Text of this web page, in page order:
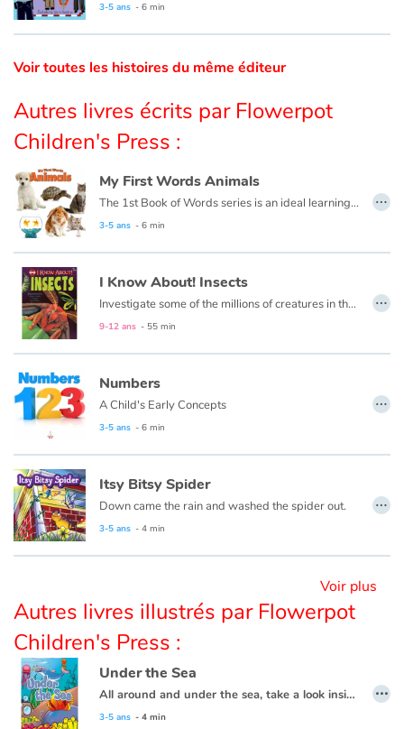
Contraste +
Accueil
Famille
Écoles
Médiathèques
Vidéos & Tutoriaux
Blog
Actualités
Rencontres et témoignages
Contes d'ici et d'ailleurs
Apprendre à lire
Livre audio
3-5 ans - 6 min
Voir toutes les histoires du même éditeur
Autres livres écrits par Flowerpot
Children's Press :
My First Words Animals
The 1st Book of Words series is an ideal learning tool for budding young minds. Every page is filled with vivid, close-up photos of familiar people, places and things, illustrating simple word concepts that expand vocabulary skills.
3-5 ans - 6 min
…
I Know About! Insects
Investigate some of the millions of creatures in the species of insects!
9-12 ans - 55 min
…
Numbers
A Child's Early Concepts
3-5 ans - 6 min
…
Itsy Bitsy Spider
Down came the rain and washed the spider out.
3-5 ans - 4 min
…
Voir plus
Autres livres illustrés par Flowerpot
Children's Press :
Under the Sea
All around and under the sea, take a look inside and explore with me.
3-5 ans - 4 min
…